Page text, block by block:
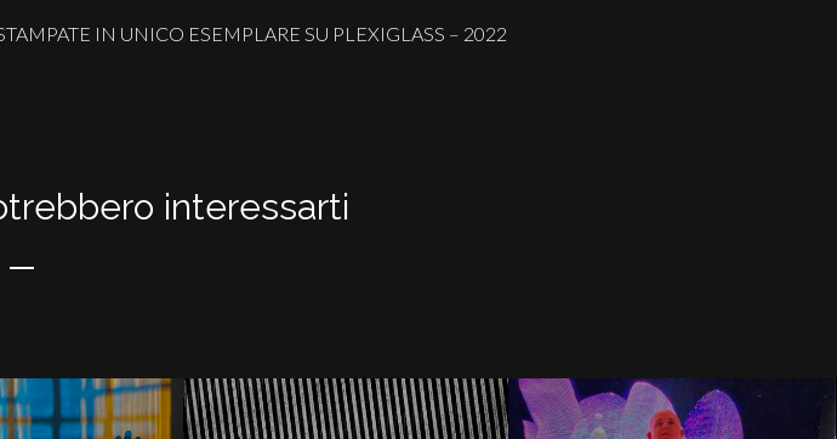
IN UNICO ESEMPLARE SU PLEXIGLASS – 2022
interessarti